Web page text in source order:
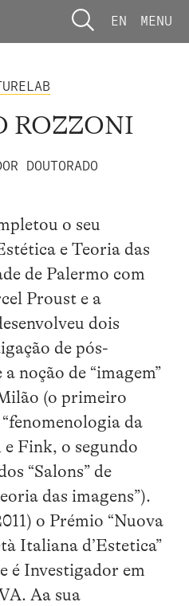
EN MENU
ROZZONI
DOUTORADO
o seu
e Teoria das
de Palermo com
Proust e a
dois
de pós-
noção de “imagem”
(o primeiro
da
e Fink, o segundo
“Salons” de
das imagens”).
o Prémio “Nuova
Italiana d’Estetica”
é Investigador em
Aa sua